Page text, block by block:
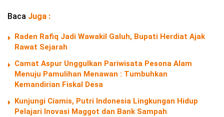
Baca Juga :
Raden Rafiq Jadi Wawakil Galuh, Bupati Herdiat Ajak
Rawat Sejarah
Camat Aspur Unggulkan Pariwisata Pesona Alam
Menuju Pamulihan Menawan : Tumbuhkan
Kemandirian Fiskal Desa
Kunjungi Ciamis, Putri Indonesia Lingkungan Hidup
Pelajari Inovasi Maggot dan Bank Sampah